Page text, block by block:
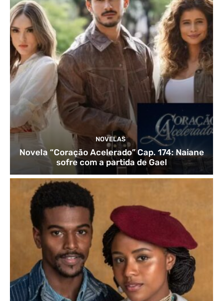
NOVELAS
Novela “Coração Acelerado” Cap. 174: Naiane
sofre com a partida de Gael